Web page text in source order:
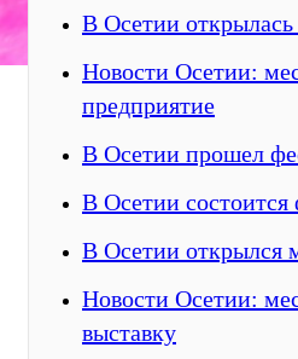
В Осетии
Новости Осетии:
предприятие
В Осетии прошел
В Осетии состоится
В Осетии открылся
Новости Осетии:
выставку